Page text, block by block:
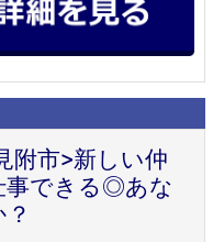
附市>新しい仲
事できる◎あな